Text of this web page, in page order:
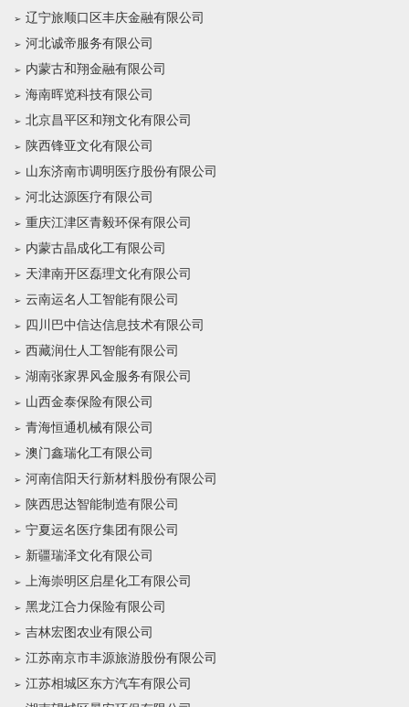
辽宁旅顺口区丰庆金融有限公司
河北诚帝服务有限公司
内蒙古和翔金融有限公司
海南晖览科技有限公司
北京昌平区和翔文化有限公司
陕西锋亚文化有限公司
山东济南市调明医疗股份有限公司
河北达源医疗有限公司
重庆江津区青毅环保有限公司
内蒙古晶成化工有限公司
天津南开区磊理文化有限公司
云南运名人工智能有限公司
四川巴中信达信息技术有限公司
西藏润仕人工智能有限公司
湖南张家界风金服务有限公司
山西金泰保险有限公司
青海恒通机械有限公司
澳门鑫瑞化工有限公司
河南信阳天行新材料股份有限公司
陕西思达智能制造有限公司
宁夏运名医疗集团有限公司
新疆瑞泽文化有限公司
上海崇明区启星化工有限公司
黑龙江合力保险有限公司
吉林宏图农业有限公司
江苏南京市丰源旅游股份有限公司
江苏相城区东方汽车有限公司